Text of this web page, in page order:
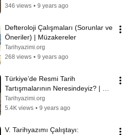
346 views • 9 years ago
Defteroloji Çalışmaları (Sorunlar ve
Öneriler) | Müzakereler
Tarihyazimi.org
268 views • 9 years ago
Türkiye’de Resmi Tarih
Tartışmalarının Neresindeyiz? |
Mehmet Ö. Alkan
Tarihyazimi.org
5.4K views • 9 years ago
V. Tarihyazımı Çalıştayı: